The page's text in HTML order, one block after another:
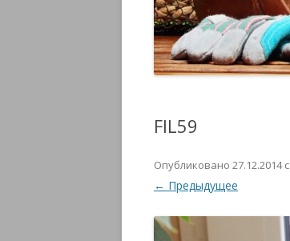
FIL59
Опубликовано 27.12.2014с
← Предыдущее